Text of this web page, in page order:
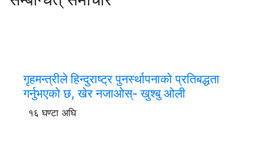
गृहमन्त्रीले हिन्दुराष्ट्र पुनर्स्थापनाको प्रतिबद्धता
गर्नुभएको छ, खेर नजाओस्- खुश्बु ओली
१६ घण्टा अघि